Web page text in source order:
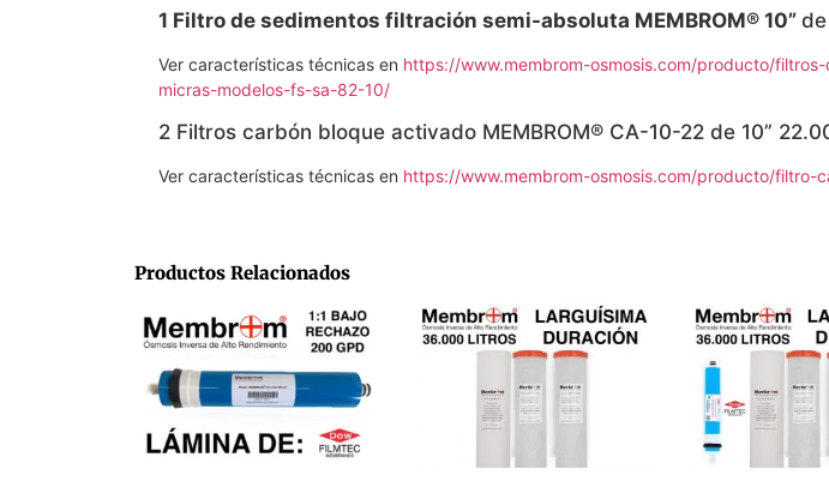
1 Filtro de sedimentos filtración semi-absoluta MEMBROM® 10”
Ver características técnicas en https://www.membrom-osmosis.com/producto/
micras-modelos-fs-sa-82-10/
2 Filtros carbón bloque activado MEMBROM® CA-10-22 de 10”
Ver características técnicas en https://www.membrom-osmosis.com/producto/
Productos Relacionados